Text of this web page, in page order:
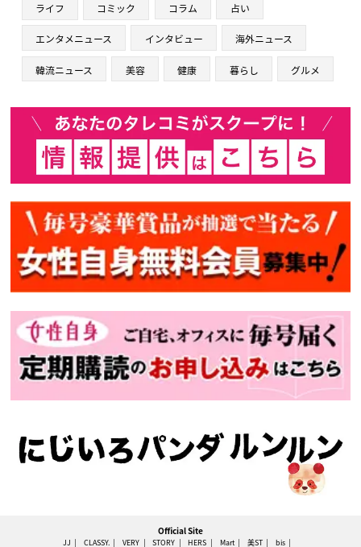
ライフ コミック コラム 占い
エンタメニュース インタビュー 海外ニュース
韓流ニュース 美容 健康 暮らし グルメ
Official Site
JJ CLASSY. VERY STORY HERS Mart 美ST bis